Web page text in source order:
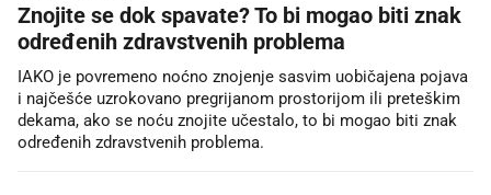
Znojite se dok spavate? To bi mogao biti znak
određenih zdravstvenih problema
IAKO je povremeno noćno znojenje sasvim uobičajena pojava
i najčešće uzrokovano pregrijanom prostorijom ili preteškim
dekama, ako se noću znojite učestalo, to bi mogao biti znak
određenih zdravstvenih problema.